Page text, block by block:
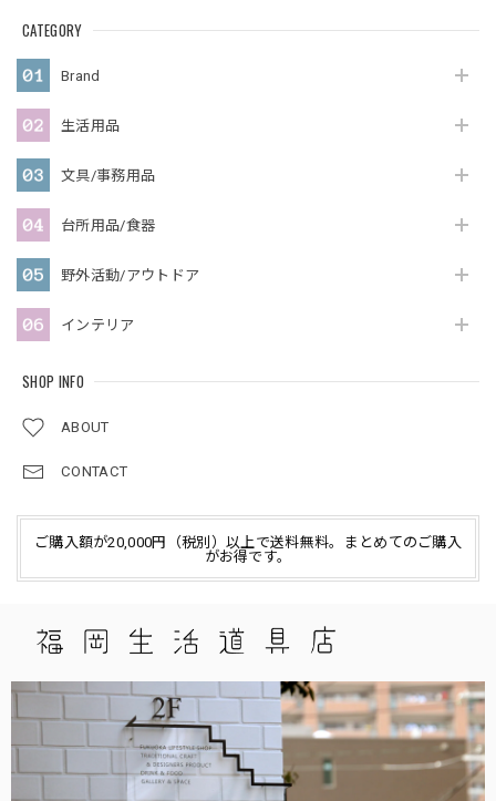
CATEGORY
Brand
生活用品
文具/事務用品
台所用品/食器
野外活動/アウトドア
インテリア
SHOP INFO
ABOUT
CONTACT
ご購入額が20,000円（税別）以上で送料無料。まとめてのご購入
がお得です。